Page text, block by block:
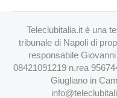
Teleclubitalia.it è una
tribunale di Napoli di
responsabile
08421091219 n.rea
Giugliano in